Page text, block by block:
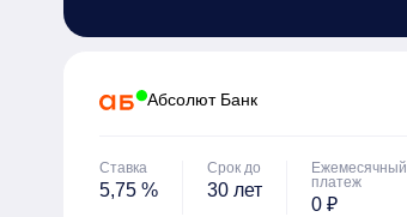
Абсолют Банк
Ставка
5,75 %
Срок до
30 лет
Ежемесячный
платеж
0 ₽